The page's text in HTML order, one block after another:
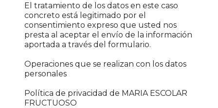
El tratamiento de los datos en este caso
concreto está legitimado por el
consentimiento expreso que usted nos
presta al aceptar el envío de la información
aportada a través del formulario.
Operaciones que se realizan con los datos
personales
Política de privacidad de MARIA ESCOLAR
FRUCTUOSO